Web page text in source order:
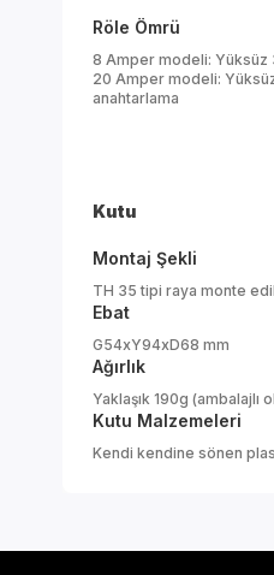
Röle Ömrü
8 Amper modeli: Yüksüz
20 Amper modeli:
anahtarlama
Kutu
Montaj Şekli
TH 35 tipi raya monte
Ebat
G54xY94xD68 mm
Ağırlık
Yaklaşık 190g (ambalajlı
Kutu Malzemeleri
Kendi kendine sönen